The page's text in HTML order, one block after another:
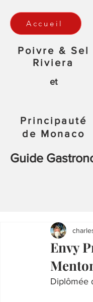
Accueil
Poivre & Sel
Riviera
et
Principauté
de Monaco
Guide
Envy
Diplômée